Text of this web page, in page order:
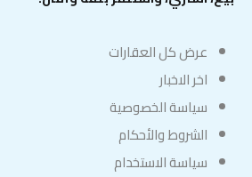
عرض كل العقارات
اخر الاخبار
سياسة الخصوصية
الشروط والأحكام
سياسة الاستخدام